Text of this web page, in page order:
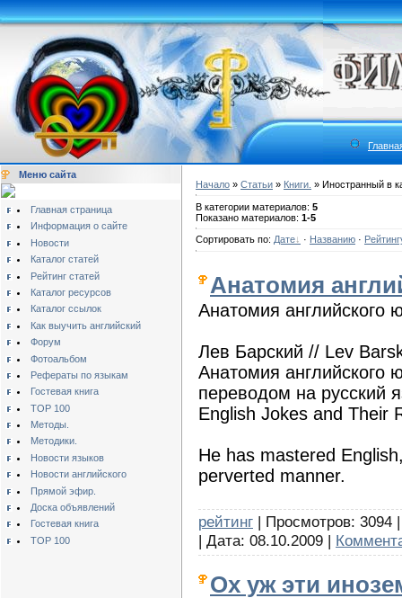
Меню сайта
Главная страница
Информация о сайте
Новости
Каталог статей
Рейтинг статей
Каталог ресурсов
Каталог ссылок
Как выучить английский
Форум
Фотоальбом
Рефераты по языкам
Гостевая книга
TOP 100
Методы.
Методики.
Новости языков
Новости английского
Прямой эфир.
Доска объявлений
Гостевая книга
TOP 100
Начало » Статьи » Книги. » Иностранный в
В категории материалов: 5
Показано материалов: 1-5
Сортировать по: Дате · Названию ·
Анатомия
Анатомия английского
Лев Барский // Lev
Анатомия английского
переводом на русский
English Jokes and Their
He has mastered
perverted manner.
рейтинг | Просмотров: 3094
| Дата: 08.10.2009 |
Ох уж эти